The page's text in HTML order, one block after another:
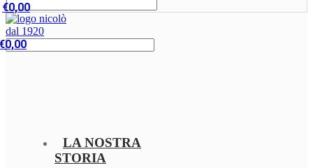
€0,00
0,00
LA NOSTRA
STORIA